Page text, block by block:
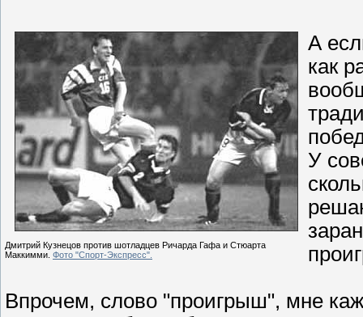
Дмитрий Кузнецов против шотладцев Ричарда Гафа и Стюарта
Маккимми. Фото "Спорт-Экспресс".
А
как
У
Впрочем, слово "проигрыш", мне